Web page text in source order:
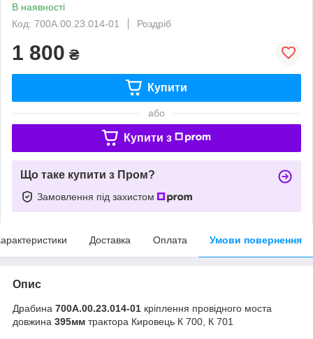
В наявності
Код: 700А.00.23.014-01
Роздріб
1 800 ₴
Купити
або
Купити з
Що таке купити з Пром?
Замовлення під захистом
Доставка Оплата Умови повернення
Опис
Драбина 700А.00.23.014-01 кріплення провідного моста
довжина 395мм трактора Кировець К 700, К 701